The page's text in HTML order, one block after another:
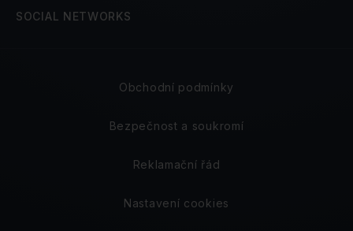
SOCIAL NETWORKS
Obchodní podmínky
Bezpečnost a soukromí
Reklamační řád
Nastavení cookies